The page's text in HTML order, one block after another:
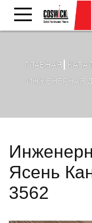
ГЛАВНАЯ
ИНЖЕНЕРНАЯ
Ясень
3562